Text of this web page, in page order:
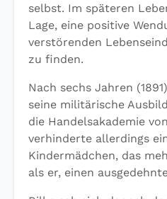
selbst. Im späteren
Lage, eine positive
verstörenden
zu finden.
Nach sechs Jahren
seine militärische
die Handelsakademie
verhinderte allerdings
Kindermädchen, das
als er, einen